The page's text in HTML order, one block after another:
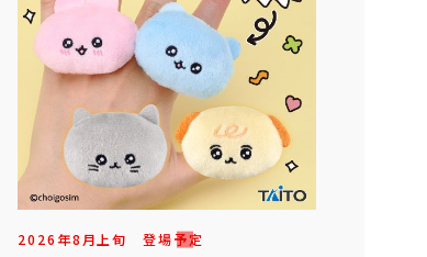
2026年8月上旬 登場予定